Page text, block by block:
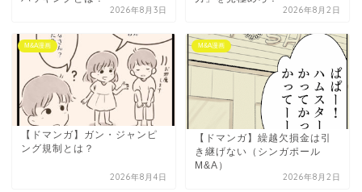
2026年8月3日 2026年8月2日
M&A漫画
【ドマンガ】ガン・ジャンピ
ング規制とは？
2026年8月4日
M&A漫画
【ドマンガ】繰越欠損金は引
き継げない（シンガポール
M&A）
2026年8月2日